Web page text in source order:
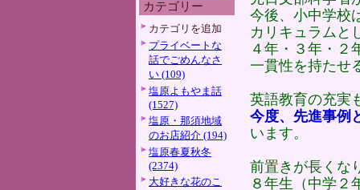
カテゴリー
カテゴリを追加
プライベートな
話でごめんなさ
い (109)
塩原よもやま話
(1527)
塩原・那須地域
のお店紹介 (194)
塩原春夏秋冬
(2374)
大好きな花のこ
今後、小中学校
カリキュラムと
４年・３年・２
一貫性を持たせ
英語教育の充実
今度、先進事例
います。
前置きが長くな
８年生（中学２